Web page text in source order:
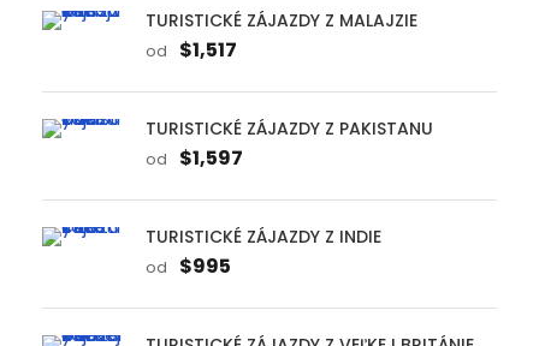
TURISTICKÉ ZÁJAZDY Z MALAJZIE
od $1,517
TURISTICKÉ ZÁJAZDY Z PAKISTANU
od $1,597
TURISTICKÉ ZÁJAZDY Z INDIE
od $995